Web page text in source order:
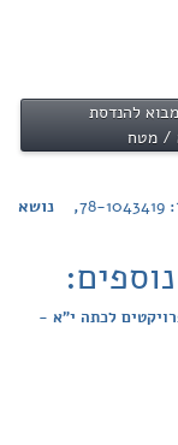
להנדסת
/ מטח
78-1043419, נושא
לכתה י"א -